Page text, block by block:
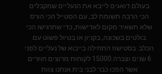
בעולם.דואגים לייבא את הנעליים שמקבלים
הכי הרבה תשומת לב, עם הסטייל הכי הורס
שלא תשאיר מקום לאדישות, כדי שתרגישו הכי
בולטים בשכונה, בקניון או בטיול פשוט עם
הכלב. בסטישוז התחילה בייבוא של נעליים לפני
6 שנים וצברה 15000 לקוחות מרוצים חוזרים
אשר הפכו כבר לבני בית.אנחנו צוות